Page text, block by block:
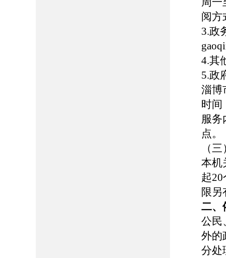
阅方
3.政
4.其
5.政
淄博
时间
服务
点。
（
本机
起
限另
二、
公民
外的
分处